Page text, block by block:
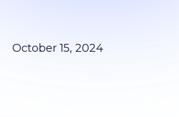
October 15, 2024